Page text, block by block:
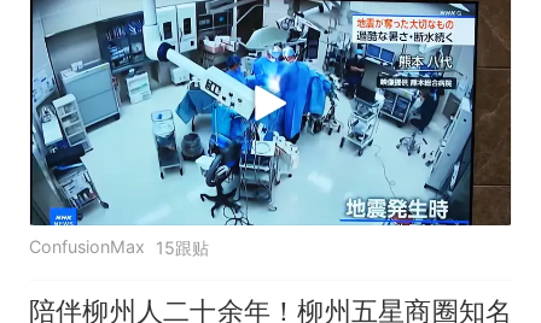
ConfusionMax 15跟贴
陪伴柳州人二十余年！柳州五星商圈知名